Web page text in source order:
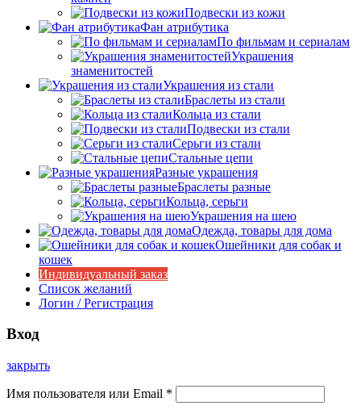
Подвески из кожи
Фан атрибутика
По фильмам и сериалам
Украшения
знаменитостей
Украшения из стали
Браслеты из стали
Кольца из стали
Подвески из стали
Серьги из стали
Стальные цепи
Разные украшения
Браслеты разные
Кольца, серьги
Украшения на шею
Одежда, товары для дома
Ошейники для собак и
кошек
Индивидуальный заказ
Список желаний
Логин / Регистрация
Вход
закрыть
Имя пользователя или Email *